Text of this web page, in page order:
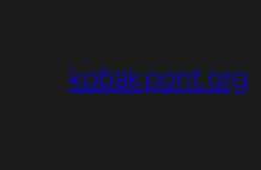
tartalomhoz
kobak pont org